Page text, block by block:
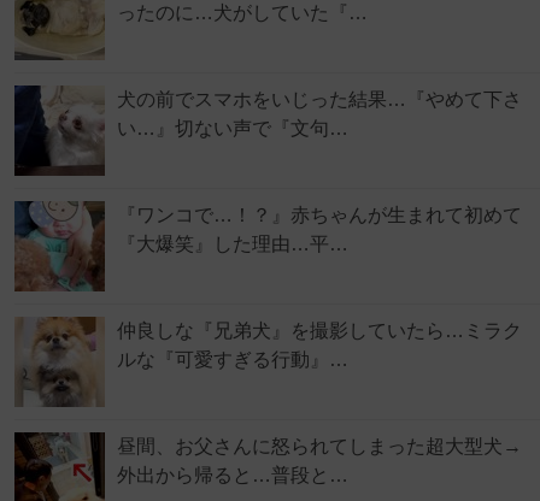
ったのに…犬がしていた『…
犬の前でスマホをいじった結果…『やめて下さ
い…』切ない声で『文句…
『ワンコで…！？』赤ちゃんが生まれて初めて
『大爆笑』した理由…平…
仲良しな『兄弟犬』を撮影していたら…ミラク
ルな『可愛すぎる行動』…
昼間、お父さんに怒られてしまった超大型犬→
外出から帰ると…普段と…